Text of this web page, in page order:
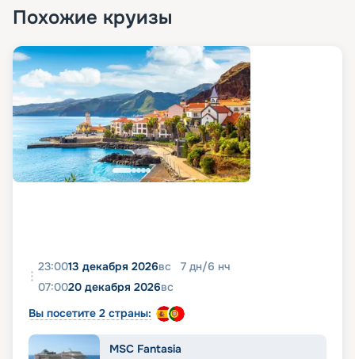
Похожие круизы
23:0013 декабря 2026вс 7 дн/6 нч
07:0020 декабря 2026вс
Вы посетите 2 страны:
MSC Fantasia